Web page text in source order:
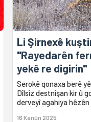
Li Şirnexê
"Rayedarên
yekê re digirin"
Serokê qonaxa berê
Dîlsîz destnîşan kir û
derveyî agahiya
16 Kanûn 2025